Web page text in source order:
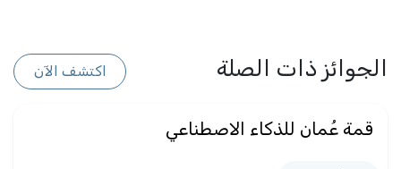
الجوائز ذات الصلة اكتشف الآن
قمة عُمان للذكاء الاصطناعي